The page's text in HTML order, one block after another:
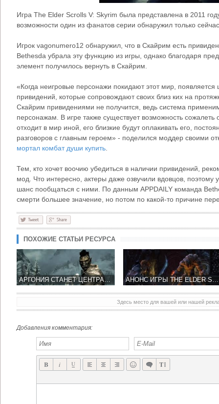
Игра The Elder Scrolls V: Skyrim была представлена в 2011
возможности один из фанатов серии обнаружил только
Игрок vagonumero12 обнаружил, что в Скайрим есть
Bethesda убрала эту функцию из игры, однако благодаря
элемент получилось вернуть в Скайрим.
«Когда неигровые персонажи покидают этот мир, появляется
привидений, которые сопровождают своих близ ких на
Скайрим привидениями не получится, ведь система
персонажам. В игре также существует возможность сожалеть
отходит в мир иной, его близкие будут оплакивать его,
разговоров с главным героем» - поделился моддер своими
мортал комбат души купить
Тем, кто хочет воочию убедиться в наличии привидений,
мод. Что интересно, актеры даже озвучили вдовцов, поэтому
шанс пообщаться с ними. По данным APPDAILY команда
смерти большее значение, но потом по какой-то причине
ПОХОЖИЕ СТАТЬИ РЕСУРСА
АРГОНИЯ СТАНЕТ ЦЕНТРАЛЬНОЙ ЛОКАЦИЕЙ ИГРЫ THE ELDER SCROLLS VI АНОНС ИГРЫ THE ELDER SCROLLS 6 ЗАПЛАНИРОВАН НА 5 ДЕКАБРЯ
Здесь место для вашей или нашей
Добавления комментария: